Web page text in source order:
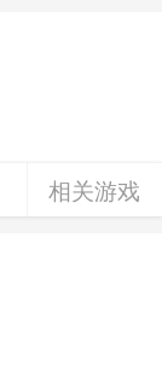
相关游戏